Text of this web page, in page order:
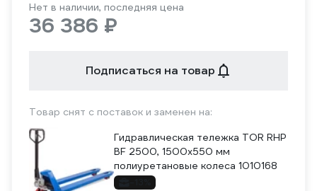
Нет в наличии, последняя цена
36 386 ₽
Подписаться на товар
Товар снят с поставок и заменен на:
Гидравлическая тележка TOR RHP
BF 2500, 1500х550 мм
полиуретановые колеса 1010168